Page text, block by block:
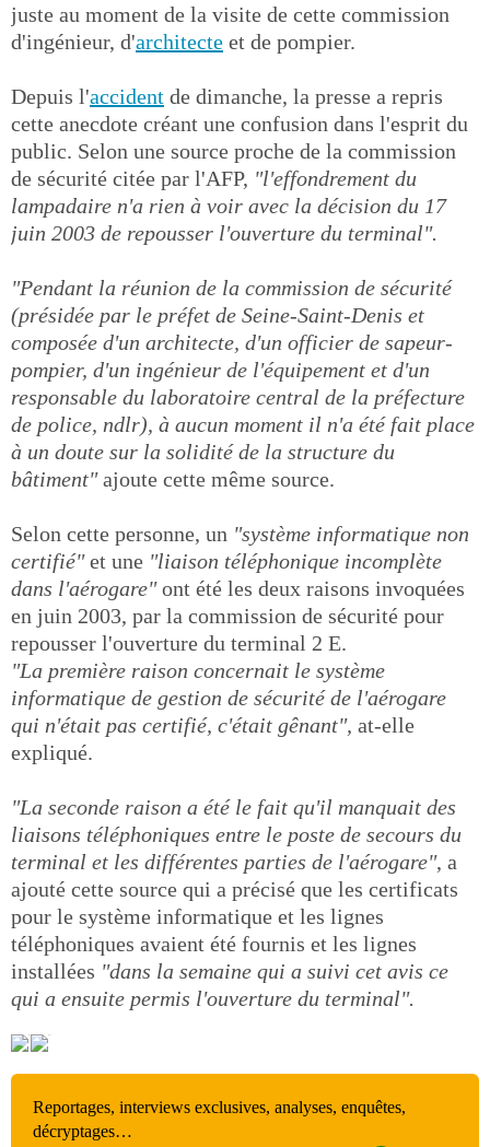
juste au moment de la visite de cette commission
d'ingénieur, d'architecte et de pompier.
Depuis l'accident de dimanche, la presse a repris
cette anecdote créant une confusion dans l'esprit du
public. Selon une source proche de la commission
de sécurité citée par l'AFP, "l'effondrement du
lampadaire n'a rien à voir avec la décision du 17
juin 2003 de repousser l'ouverture du terminal".
"Pendant la réunion de la commission de sécurité
(présidée par le préfet de Seine-Saint-Denis et
composée d'un architecte, d'un officier de sapeur-
pompier, d'un ingénieur de l'équipement et d'un
responsable du laboratoire central de la préfecture
de police, ndlr), à aucun moment il n'a été fait place
à un doute sur la solidité de la structure du
bâtiment"ajoute cette même source.
Selon cette personne, un "système informatique non
certifié"et une "liaison téléphonique incomplète
dans l'aérogare"ont été les deux raisons invoquées
en juin 2003, par la commission de sécurité pour
repousser l'ouverture du terminal 2 E.
"La première raison concernait le système
informatique de gestion de sécurité de l'aérogare
qui n'était pas certifié, c'était gênant", at-elle
expliqué.
"La seconde raison a été le fait qu'il manquait des
liaisons téléphoniques entre le poste de secours du
terminal et les différentes parties de l'aérogare", a
ajouté cette source qui a précisé que les certificats
pour le système informatique et les lignes
téléphoniques avaient été fournis et les lignes
installées "dans la semaine qui a suivi cet avis ce
qui a ensuite permis l'ouverture du terminal".
Reportages, interviews exclusives, analyses, enquêtes,
décryptages…